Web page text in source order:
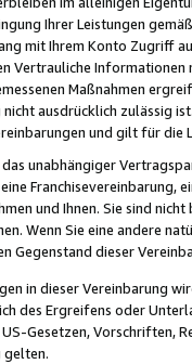
Ihrer Leistungen
mit Ihrem Konto
Vertrauliche
Maßnahmen
ausdrücklich zulässig
und gilt für die
unabhängiger
Franchisevereinbarung,
und Ihnen. Sie sind
Wenn Sie eine andere
Gegenstand dieser
in dieser Vereinbarung
des Ergreifens oder
Gesetzen, Vorschriften,
gelten.